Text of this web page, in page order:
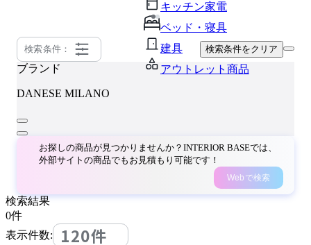
キッチン家電
ベッド・寝具
建具
アウトレット商品
検索条件： 検索条件をクリア
ブランド
DANESE MILANO
お探しの商品が見つかりませんか？INTERIOR BASEでは、
外部サイトの商品でもお見積もり可能です！
Webで検索
検索結果
0件
表示件数:
120件